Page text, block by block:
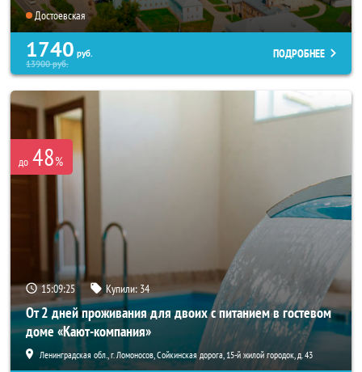
Достоевская
1740 руб.
13900руб.
ПОДРОБНЕЕ
до 48%
15:09:22 Купили: 34
От 2 дней проживания для двоих с питанием в гостевом
доме «Кают-компания»
Ленинградская обл., г. Ломоносов, Сойкинская дорога, 15-й жилой городок, д. 43